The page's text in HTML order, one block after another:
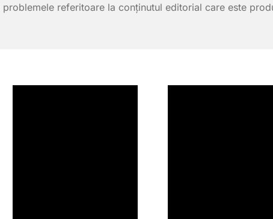
problemele referitoare la conținutul editorial care este